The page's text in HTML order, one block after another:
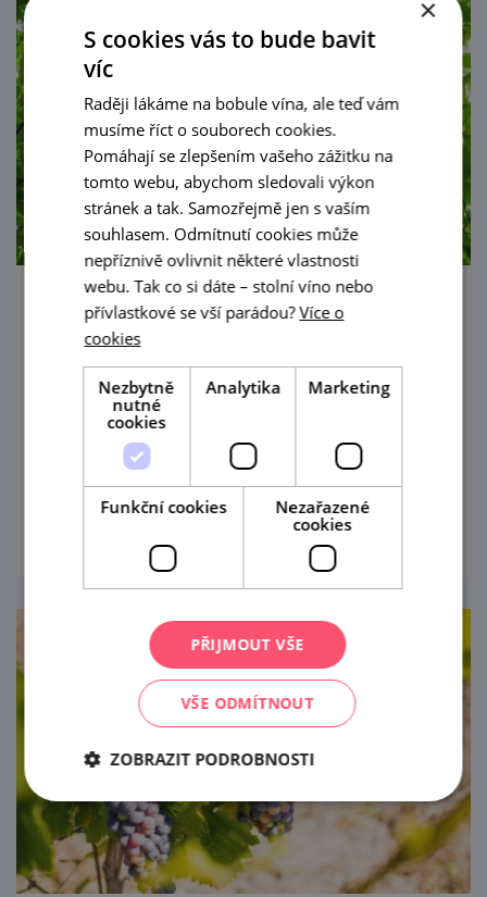
Toulky vinicemi Šatova
Další ročník oblíbené vinařsko-turistické
akce vás zavede do Šatovských vinohradů,
tentokrát po levém břehu potoka Daníž, kde
se nachází viniční trať „Skalky“.
prohlédnout
×
S cookies vás to bude bavit
víc
Raději lákáme na bobule vína, ale teď vám
musíme říct o souborech cookies.
Pomáhají se zlepšením vašeho zážitku na
tomto webu, abychom sledovali výkon
stránek a tak. Samozřejmě jen s vaším
souhlasem. Odmítnutí cookies může
nepříznivě ovlivnit některé vlastnosti
webu. Tak co si dáte – stolní víno nebo
přívlastkové se vší parádou?Více o
cookies
Nezbytně
nutné
cookies
Analytika Marketing
Funkční cookies
Nezařazené
cookies
PŘIJMOUT VŠE
VŠE ODMÍTNOUT
ZOBRAZIT PODROBNOSTI